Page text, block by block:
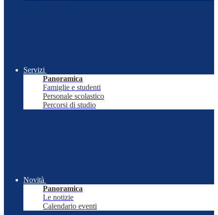
Servizi
Panoramica
Famiglie e studenti
Personale scolastico
Percorsi di studio
Novità
Panoramica
Le notizie
Calendario eventi